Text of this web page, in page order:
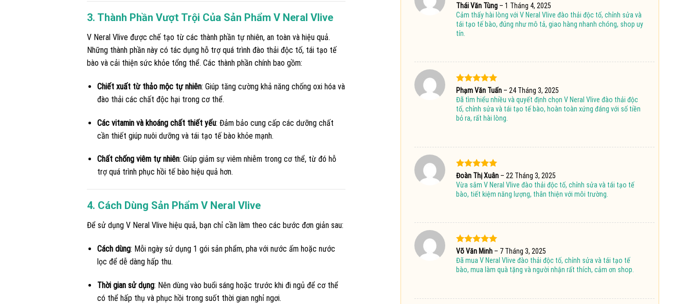
3. Thành Phần Vượt Trội Của Sản Phẩm V Neral Vlive
V Neral Vlive được chế tạo từ các thành phần tự nhiên, an toàn và hiệu quả.
Những thành phần này có tác dụng hỗ trợ quá trình đào thải độc tố, tái tạo tế
bào và cải thiện sức khỏe tổng thể. Các thành phần chính bao gồm:
Chiết xuất từ thảo mộc tự nhiên: Giúp tăng cường khả năng chống oxi hóa và
đào thải các chất độc hại trong cơ thể.
Các vitamin và khoáng chất thiết yếu: Đảm bảo cung cấp các dưỡng chất
cần thiết giúp nuôi dưỡng và tái tạo tế bào khỏe mạnh.
Chất chống viêm tự nhiên: Giúp giảm sự viêm nhiễm trong cơ thể, từ đó hỗ
trợ quá trình phục hồi tế bào hiệu quả hơn.
4. Cách Dùng Sản Phẩm V Neral Vlive
Để sử dụng V Neral Vlive hiệu quả, bạn chỉ cần làm theo các bước đơn giản sau:
Cách dùng: Mỗi ngày sử dụng 1 gói sản phẩm, pha với nước ấm hoặc nước
lọc để dễ dàng hấp thu.
Thời gian sử dụng: Nên dùng vào buổi sáng hoặc trước khi đi ngủ để cơ thể
có thể hấp thụ và phục hồi trong suốt thời gian nghỉ ngơi.
Được xếp
hạng55
sao
Thái Văn Tùng – 1 Tháng 4, 2025
Cảm thấy hài lòng với V Neral Vlive đào thải độc tố, chỉnh sửa và
tái tạo tế bào, đúng như mô tả, giao hàng nhanh chóng, shop uy
tín.
Được xếp
hạng 55
sao
Phạm Văn Tuấn – 24 Tháng 3, 2025
Đã tìm hiểu nhiều và quyết định chọn V Neral Vlive đào thải độc
tố, chỉnh sửa và tái tạo tế bào, hoàn toàn xứng đáng với số tiền
bỏ ra, rất hài lòng.
Được xếp
hạng55
sao
Đoàn Thị Xuân – 22 Tháng 3, 2025
Vừa sắm V Neral Vlive đào thải độc tố, chỉnh sửa và tái tạo tế
bào, tiết kiệm năng lượng, thân thiện với môi trường.
Được xếp
hạng55
sao
Võ Văn Minh – 7 Tháng 3, 2025
Đã mua V Neral Vlive đào thải độc tố, chỉnh sửa và tái tạo tế
bào, mua làm quà tặng và người nhận rất thích, cảm ơn shop.